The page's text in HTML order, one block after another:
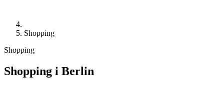
Shopping
Shopping
Shopping i Berlin